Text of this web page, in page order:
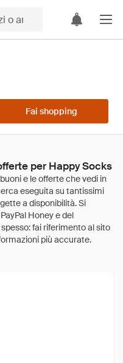
Fai shopping
per Happy Socks